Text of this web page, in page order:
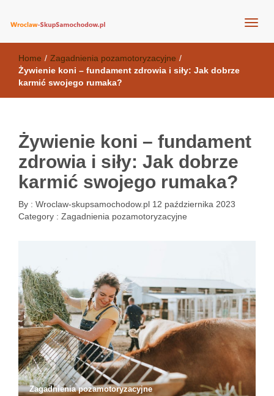
wroclaw-skupsamochodow.pl
Home / Zagadnienia pozamotoryzacyjne /
Żywienie koni – fundament zdrowia i siły: Jak dobrze
karmić swojego rumaka?
Żywienie koni – fundament
zdrowia i siły: Jak dobrze
karmić swojego rumaka?
By : Wroclaw-skupsamochodow.pl 12 października 2023
Category : Zagadnienia pozamotoryzacyjne
Zagadnienia pozamotoryzacyjne